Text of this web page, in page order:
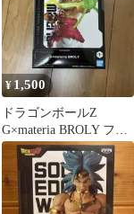
¥1,500
ドラゴンボールZ
G×materia BROLY フィ
ギュア